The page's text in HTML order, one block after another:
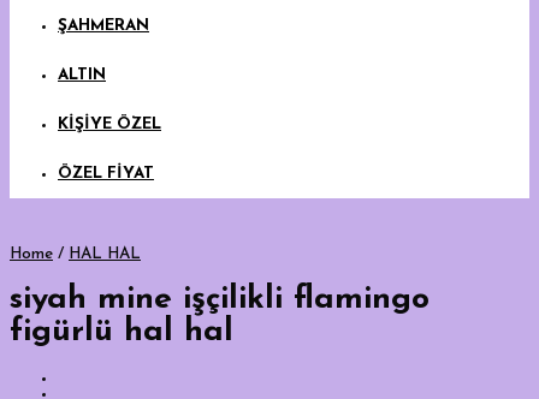
ŞAHMERAN
ALTIN
KİŞİYE ÖZEL
ÖZEL FİYAT
Home / HAL HAL
siyah mine işçilikli flamingo
figürlü hal hal